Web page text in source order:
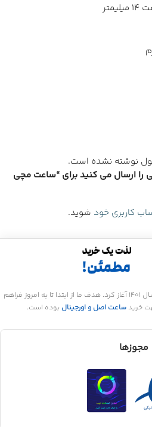
نوشته نشده است.
را ارسال می کنید برای “ساعت مچی
کاربری خود شوید.
مجموعه ساعت جَم فعالیت خود را از سال 1401 آغاز کرد. هدف ما از ابتدا تا به امروز فراهم
خرید ساعت اصل و اورجینال بوده است.
مجوزها